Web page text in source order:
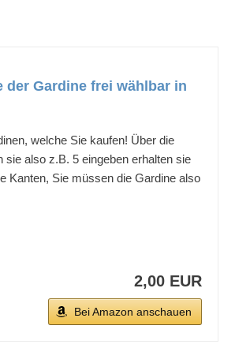
der Gardine frei wählbar in
welche Sie kaufen! Über die
also z.B. 5 eingeben erhalten sie
Kanten, Sie müssen die Gardine also
2,00 EUR
Bei Amazon anschauen